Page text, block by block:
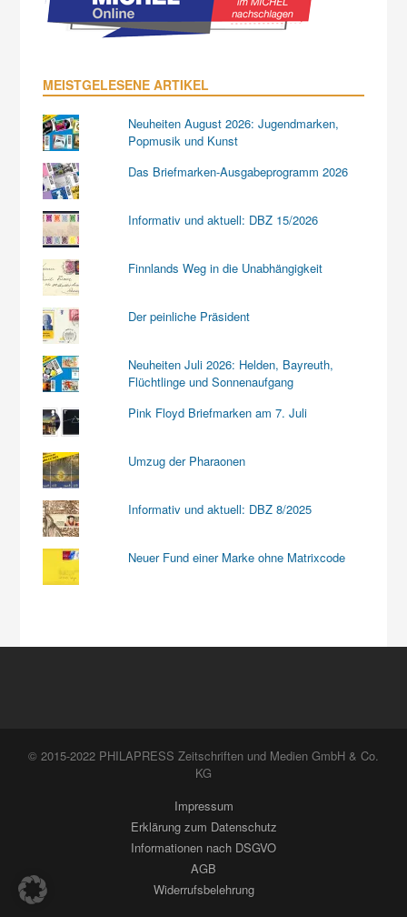
MEISTGELESENE ARTIKEL
Neuheiten August 2026: Jugendmarken,
Popmusik und Kunst
Das Briefmarken-Ausgabeprogramm 2026
Informativ und aktuell: DBZ 15/2026
Finnlands Weg in die Unabhängigkeit
Der peinliche Präsident
Neuheiten Juli 2026: Helden, Bayreuth,
Flüchtlinge und Sonnenaufgang
Pink Floyd Briefmarken am 7. Juli
Umzug der Pharaonen
Informativ und aktuell: DBZ 8/2025
Neuer Fund einer Marke ohne Matrixcode
© 2015-2022 PHILAPRESS Zeitschriften und Medien GmbH & Co.
KG
Impressum
Erklärung zum Datenschutz
Informationen nach DSGVO
AGB
Widerrufsbelehrung